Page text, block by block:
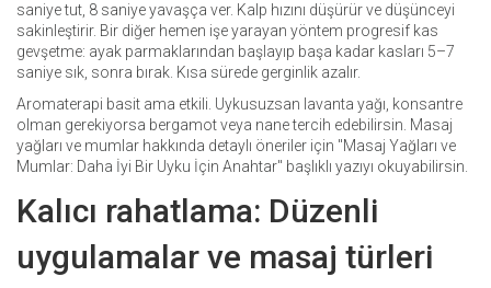
saniye tut, 8 saniye yavaşça ver. Kalp hızını düşürür ve düşünceyi
sakinleştirir. Bir diğer hemen işe yarayan yöntem progresif kas
gevşetme: ayak parmaklarından başlayıp başa kadar kasları 5–7
saniye sık, sonra bırak. Kısa sürede gerginlik azalır.
Aromaterapi basit ama etkili. Uykusuzsan lavanta yağı, konsantre
olman gerekiyorsa bergamot veya nane tercih edebilirsin. Masaj
yağları ve mumlar hakkında detaylı öneriler için "Masaj Yağları ve
Mumlar: Daha İyi Bir Uyku İçin Anahtar" başlıklı yazıyı okuyabilirsin.
Kalıcı rahatlama: Düzenli
uygulamalar ve masaj türleri